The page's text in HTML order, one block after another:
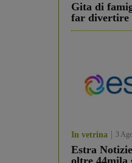
Gita di
far
In vetrina 3
Estra